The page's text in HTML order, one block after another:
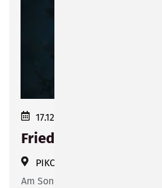
17.12.2023–02.02.2024
Friedenslicht
PIKO-Platz, Sonneberg
Am Sonntag, den 17. Dezember